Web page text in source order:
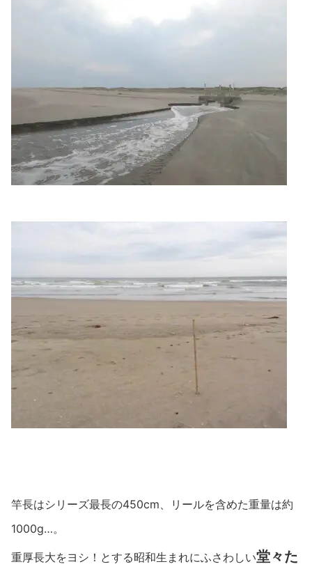
竿長はシリーズ最長の450cm、リールを含めた重量は約
1000g…。
重厚長大をヨシ！とする昭和生まれにふさわしい堂々た